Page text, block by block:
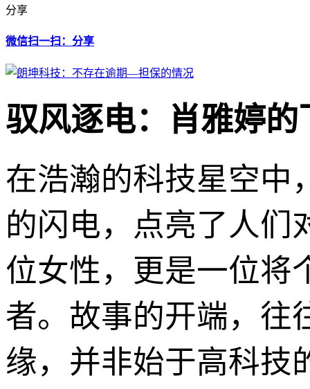
分享
微信扫一扫：分享
驭风逐电：肖雅婷
在浩瀚的科技星空中
的闪电，点亮了人们
位女性，更是一位将
者。故事的开端，往
缘，并非始于高科技